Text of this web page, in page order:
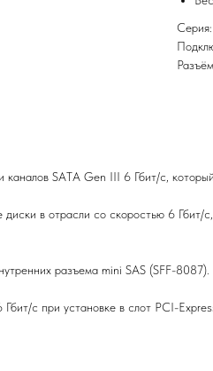
SATA Gen III 6 Гбит/с,
в отрасли со скоростью 6
разъема mini SAS (SFF-8087).
с при установке в слот PCI-